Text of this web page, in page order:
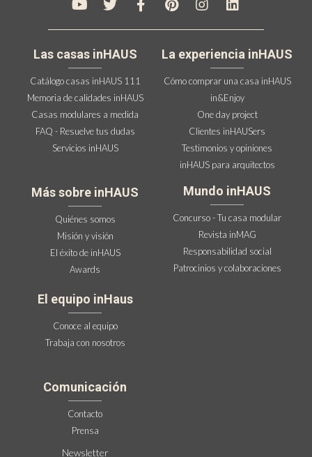
Las casas inHAUS
Catálogo casas inHAUS 111
Memoria de calidades inHAUS
Casas modulares a medida
FAQ - Resuelve tus dudas
Servicios inHAUS
Más sobre inHAUS
Quiénes somos
Misión y visión
El éxito de inHAUS
Awards
La experiencia inHAUS
Cómo comprar una casa inHAUS
in&Enjoy
One day project
Clientes inHAUSers
Testimonios y opiniones
inHAUS para arquitectos
Mundo inHAUS
Concurso - Tu casa modular
Revista inMAG
Responsabilidad social
Patrocinios y colaboraciones
El equipo inHaus
Conoce al equipo
Trabaja con nosotros
Comunicación
Contacto
Prensa
Newsletter